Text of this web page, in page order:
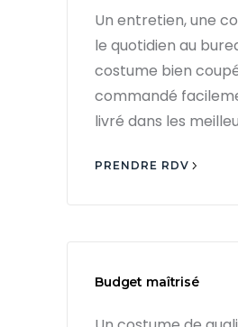
Un entretien, une
le quotidien au
costume bien
commandé
livré dans les
PRENDRE RDV
Budget maîtrisé